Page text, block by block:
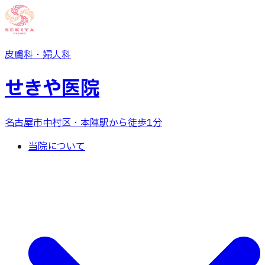
皮膚科・婦人科
せきや医院
名古屋市中村区・本陣駅から徒歩1分
当院について